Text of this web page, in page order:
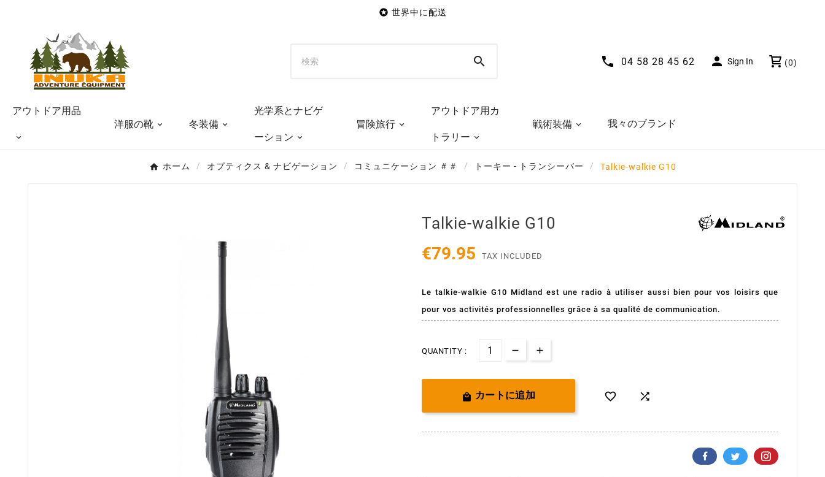
 世界中に配送
  04 58 28 45 62  Sign In (0)
アウトドア用品
洋服の靴
冬装備
光学系とナビゲ
ーション
冒険旅行
アウトドア用カ
トラリー
戦術装備 我々のブランド
ホーム オプティクス & ナビゲーション コミュニケーション ＃＃ トーキー - トランシーバー Talkie-walkie G10
Talkie-walkie G10
€79.95 TAX INCLUDED
Le talkie-walkie G10 Midland est une radio à utiliser aussi bien pour vos loisirs que
pour vos activités professionnelles grâce à sa qualité de communication.
QUANTITY :
 カートに追加  